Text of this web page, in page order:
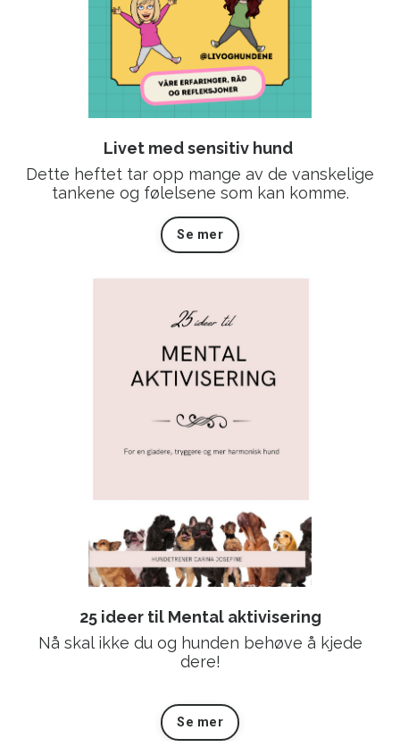
Livet med sensitiv hund
Dette heftet tar opp mange av de vanskelige
tankene og følelsene som kan komme.
Se mer
25 ideer til Mental aktivisering
Nå skal ikke du og hunden behøve å kjede
dere!
Se mer